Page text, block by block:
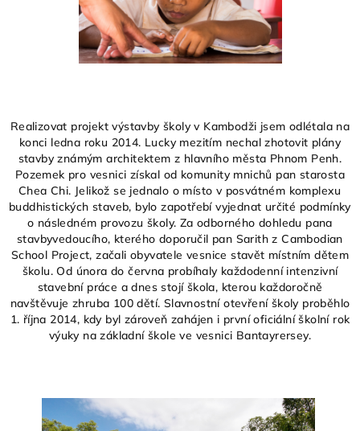
Realizovat projekt výstavby školy v Kambodži jsem odlétala na
konci ledna roku 2014. Lucky mezitím nechal zhotovit plány
stavby známým architektem z hlavního města Phnom Penh.
Pozemek pro vesnici získal od komunity mnichů pan starosta
Chea Chi. Jelikož se jednalo o místo v posvátném komplexu
buddhistických staveb, bylo zapotřebí vyjednat určité podmínky
o následném provozu školy. Za odborného dohledu pana
stavbyvedoucího, kterého doporučil pan Sarith z Cambodian
School Project, začali obyvatele vesnice stavět místním dětem
školu. Od února do června probíhaly každodenní intenzivní
stavební práce a dnes stojí škola, kterou každoročně
navštěvuje zhruba 100 dětí. Slavnostní otevření školy proběhlo
1. října 2014, kdy byl zároveň zahájen i první oficiální školní rok
výuky na základní škole ve vesnici Bantayrersey.